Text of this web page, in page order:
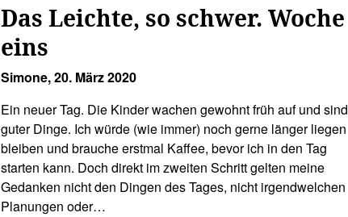
Das Leichte, so schwer. Woche
eins
Simone,20. März 2020
Ein neuer Tag. Die Kinder wachen gewohnt früh auf und sind
guter Dinge. Ich würde (wie immer) noch gerne länger liegen
bleiben und brauche erstmal Kaffee, bevor ich in den Tag
starten kann. Doch direkt im zweiten Schritt gelten meine
Gedanken nicht den Dingen des Tages, nicht irgendwelchen
Planungen oder…